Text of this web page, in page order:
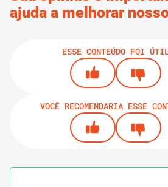
ajuda a melhorar
ESSE CONTEÚDO FOI
VOCÊ RECOMENDARIA ESSE